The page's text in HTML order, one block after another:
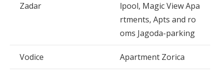
Zadar
lpool, Magic View Apa
rtments, Apts and ro
oms Jagoda-parking
Vodice Apartment Zorica